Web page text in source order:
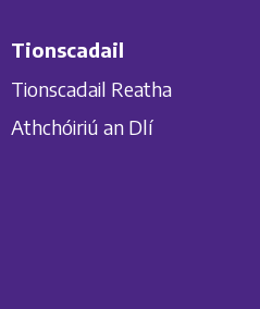
Tionscadail
Tionscadail Reatha
Athchóiriú an Dlí